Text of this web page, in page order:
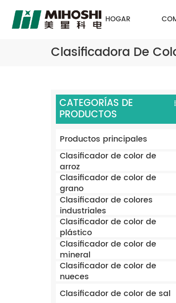
HOGAR
Clasificadora De
CATEGORÍAS DE
PRODUCTOS
Productos principales
Clasificador de color de
arroz
Clasificador de color de
grano
Clasificador de colores
industriales
Clasificador de color de
plástico
Clasificador de color de
mineral
Clasificador de color de
nueces
Clasificador de color de sal